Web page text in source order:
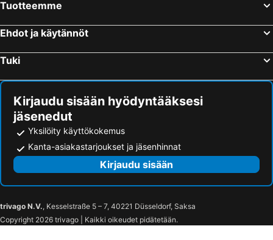
Tuotteemme
Ehdot ja käytännöt
Tuki
Kirjaudu sisään hyödyntääksesi
jäsenedut
Yksilöity käyttökokemus
Kanta-asiakastarjoukset ja jäsenhinnat
Kirjaudu sisään
trivago N.V., Kesselstraße 5 – 7, 40221 Düsseldorf, Saksa
Copyright 2026 trivago | Kaikki oikeudet pidätetään.